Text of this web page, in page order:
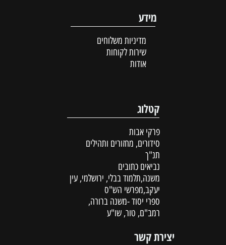
מידע
מדיניות משלוחים
שירות לקוחות
אודות
קטלוג
פרקי אבות
סידורים, מחזורים ותהילים
תנ"ך
נביאים כתובים
משנה,תלמוד בבלי, ירושלמי, עין
יעקב,מפרשי הש"ס
ספרי יסוד -משנה ברורה,
רמב"ם, טור, שו"ע
יצירת קשר